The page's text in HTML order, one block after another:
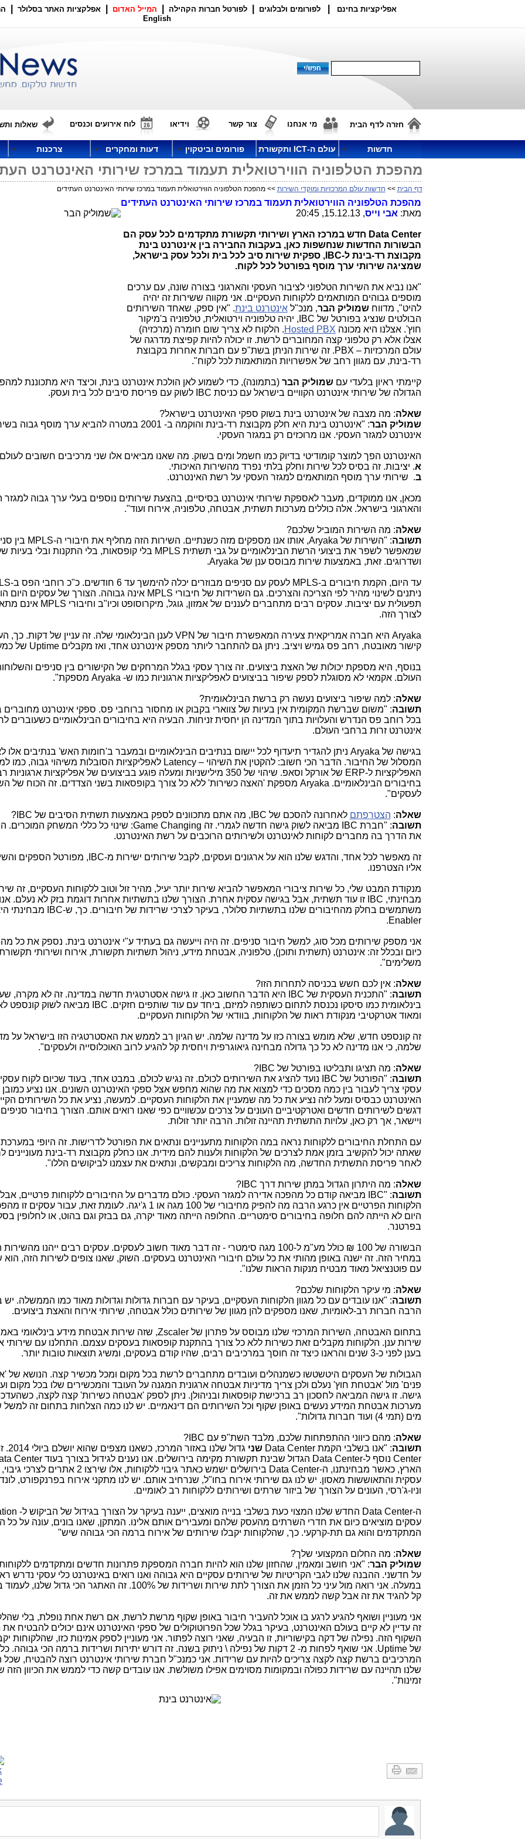
אפליקציות בחינם לפורומים ולבלוגים לפורטל חברות הקהילה המייל האדום אפלקציות האתר בסלולר
English
חזרה לדף הבית מי אנחנו צור קשר וידיאו לוח אירועים וכנסים שאלות
חדשות עולם ה-ICT ותקשורת פורומים וביטקוין דעות ומחקרים צרכנות
מהפכת הטלפוניה הווירטואלית תעמוד במרכז שירותי האינטרנט
דף הבית >> חדשות עולם המרכזיות ומוקדי השירות >> מהפכת הטלפוניה הווירטואלית תעמוד במרכז שירותי האינטרנט העתידים
מהפכת הטלפוניה הווירטואלית תעמוד במרכז שירותי האינטרנט העתידים
מאת: אבי וייס, 15.12.13, 20:45
Data Center חדש במרכז הארץ ושירותי תקשורת מתקדמים לכל עסק הם
הבשורות החדשות שנחשפות כאן, בעקבות החבירה בין אינטרנט בינת
מקבוצת רד-בינת ל-IBC, ספקית שירות סיב לכל בית ולכל עסק בישראל,
שמציגה שירותי ערך מוסף בפורטל לכל לקוח.
"אנו נביא את השירות הטלפוני לציבור העסקי והארגוני בצורה שונה, עם ערכים
מוספים גבוהים המותאמים ללקוחות העסקיים. אני מקווה ששירות זה יהיה
להיט", מדווחשמוליק הבר, מנכ"לאינטרנט בינת. "אין ספק, שאחד השירותים
הבולטים שנציג בפורטל של ,IBC יהיה טלפוניה וירטואלית, טלפוניה ב'מיקור
חוץ'. אצלנו היא מכונה Hosted PBX. הלקוח לא צריך שום חומרה (מרכזיה)
אצלו אלא רק טלפוני קצה המחוברים לרשת. זו יכולה להיות קפיצת מדרגה של
עולם המרכזיות – PBX. זה שירות הניתן בשת"פ עם חברות אחרות בקבוצת
רד-בינת, עם מגוון רחב של אפשרויות המותאמות לכל לקוח".
קיימתי ראיון בלעדי עםשמוליק הבר (בתמונה), כדי לשמוע לאן הולכת אינטרנט בינת, וכיצד היא מתכוננת
הגדולה של שירותי אינטרנט הקוויים בישראל עם כניסת IBC לשוק עם פריסת סיבים לכל בית ועסק.
שאלה: מה מצבה של אינטרנט בינת בשוק ספקי האינטרנט בישראל?
שמוליק הבר
: "אינטרנט בינת היא חלק מקבוצת רד-בינת והוקמה ב- 2001 במטרה להביא ערך מוסף
אינטרנט למגזר העסקי. אנו מרוכזים רק במגזר העסקי.
האינטרנט הפך למוצר קומודיטי בדיוק כמו חשמל ומים בשוק. מה שאנו מביאים אלו שני מרכיבים חשובים
א. יציבות. זה בסיס לכל שירות וחלק בלתי נפרד מהשירות האיכותי.
ב. שירותי ערך מוסף המותאמים למגזר העסקי על רשת האינטרנט.
מכאן, אנו ממוקדים, מעבר לאספקת שירותי אינטרנט בסיסיים, בהצעת שירותים נוספים בעלי ערך גבוה למגזר
והארגוני בישראל. אלה כוללים מערכות תשתית, אבטחה, טלפוניה, אירוח ועוד".
שאלה: מה השירות המוביל שלכם?
תשובה: "השירות של Aryaka, אותו אנו מספקים מזה כשנתיים. השירות הזה מחליף את חיבורי ה-MPLS בין
שמאפשר לשפר את ביצועי הרשת הבינלאומיים על גבי תשתית MPLS בלי קופסאות, בלי התקנות ובלי בעיות
ושדרוגים. זאת, באמצעות שירות מבוסס ענן של Aryaka
.
עד היום, הקמת חיבורים ב-MPLS לעסק עם סניפים מבוזרים יכלה להימשך עד 6 חודשים. כ"כ רוחבי הפס ב-
ניתנים לשינוי מהיר לפי הצריכה והצרכים. גם השרידות של חיבורי MPLS אינה גבוהה. הצורך של עסקים היום
תפעולית עם יציבות. עסקים רבים מתחברים לעננים של אמזון, גוגל, מיקרוסופט וכיו"ב וחיבורי MPLS אינם
לצורך הזה.
Aryaka היא חברה אמריקאית צעירה המאפשרת חיבור של VPN לענן הבינלאומי שלה. זה עניין של דקות. כך,
קישור מאובטח, רחב פס גמיש ויציב. ניתן גם להתחבר ליותר מספק אינטרנט אחד, ואז מקבליםUptime של כמעט
בנוסף, היא מספקת יכולות של האצת ביצועים. זה צורך עסקי בגלל המרחקים של הקישורים בין סניפים
העולם. אקמאי לא מסוגלת לספק שיפור בביצועים לאפליקציות ארגוניות כמו ש- Aryaka מספקת".
שאלה: למה שיפור ביצועים נעשה רק ברשת הבינלאומית?
תשובה: "משום שברשת המקומית אין בעיות של צווארי בקבוק או מחסור ברוחבי פס. ספקי אינטרנט מחוברים
בכל רוחב פס הנדרש והעלויות בתוך המדינה הן יחסית זניחות. הבעיה היא בחיבורים הבינלאומיים כשעוברים
אינטרנט זרות ברחבי העולם.
בגישה של Aryaka ניתן להגדיר תיעדוף לכל יישום בנתיבים הבינלאומיים ובמעבר ב'חומות האש' בנתיבים אלו
המסלול של החיבור. הדבר הכי חשוב: להקטין את השיהוי –Latency לאפליקציות הסובלות משיהוי גבוה, כמו
האפליקציות ל-ERP
של אורקל וסאפ. שיהוי של 350 מילישניות ומעלה פוגע בביצועים של אפליקציות
בחיבורים הבינלאומיים. Aryaka מספקת 'האצה כשירות' ללא כל צורך בקופסאות בשני הצדדים. זה הכוח של
לעסקים".
שאלה: הצטרפתם לאחרונה להסכם של IBC , מה אתם מתכוונים לספק באמצעות תשתית הסיבים של IBC
?
תשובה: "חברת IBC מביאה לשוק גישה חדשה לגמרי. זה Game Changing: שינוי כל כללי המשחק המוכרים.
את הדרך בה מחברים לקוחות לאינטרנט ולשירותים הרוכבים על רשת האינטרנט.
זה מאפשר לכל אחד, והדגש שלנו הוא על ארגונים ועסקים, לקבל שירותים ישירות מ-IBC , מפורטל הספקים
אליו הצטרפנו.
מנקודת המבט שלי, כל שירות ציבורי המאפשר להביא שירות יותר יעיל, מהיר זול וטוב ללקוחות העסקיים, זה
מבחינתי, IBC זו עוד תשתית, אבל בגישה עסקית אחרת. הצורך שלנו בתשתיות אחרות דוגמת בזק לא נעלם.
משתמשים בחלק מהחיבורים שלנו בתשתיות סלולר, בעיקר לצרכי שרידות של חיבורים. כך, ש-IBC
מבחינתי
Enabler
.
אני מספק שירותים מכל סוג, למשל חיבור סניפים. זה היה וייעשה גם בעתיד ע"י אינטרנט בינת. נספק את כל מה
כיום ובכלל זה: אינטרנט (תשתית ותוכן), טלפוניה, אבטחת מידע, ניהול תשתיות תקשורת, אירוח ושירותי
משלימים".
שאלה: אין לכם חשש בכניסה לתחרות הזו?
תשובה: "התכנית העסקית של IBC
היא הדבר החשוב כאן. זו גישה אסטרטגית חדשה במדינה. זה לא מקרה,
בינלאומית כמו סיסקו נכנסת לתחום כשותפה למיזם, ביחד עם עוד שותפים חזקים. IBC
מביאה לשוק קונספט
ומאוד אטרקטיבי מנקודת ראות של הלקוחות, בוודאי של הלקוחות העסקיים.
זה קונספט חדש, שלא מומש בצורה כזו על מדינה שלמה. יש הגיון רב לממש את האסטרטגיה הזו בישראל על
שלמה, כי אנו מדינה לא כל כך גדולה מבחינה גיאוגרפית ויחסית קל להגיע לרוב האוכלוסייה ולעסקים".
שאלה: מה תציגו ותבליטו בפורטל של IBC
?
תשובה: "הפורטל של IBC
נועד להציג את השירותים לכולם. זה נגיש לכולם, במבט אחד, בעוד שכיום לקוח
עסקי צריך לעבור בין כמה מסכים כדי למצוא את מה שהוא מחפש אצל ספקי האינטרנט השונים. אנו נציע
האינטרנט כבסיס ומעל לזה נציע את כל מה שמעניין את הלקוחות העסקיים. למעשה, נציע את כל השירותים
דגשים לשירותים חדשים ואטרקטיביים העונים על צרכים עכשוויים כפי שאנו רואים אותם. הצורך בחיבור
ויישאר, אך רק כאן, עלויות התשתית תהיינה זולות. הרבה יותר זולות.
עם התחלת החיבורים ללקוחות נראה במה הלקוחות מתעניינים ונתאים את הפורטל לדרישות. זה היופי
שאתה יכול להקשיב בזמן אמת לצרכים של הלקוחות ולענות להם מידית. אנו כחלק מקבוצת רד-בינת מעוניינים
לאחר פריסת התשתית החדשה, מה הלקוחות צריכים ומבקשים, ונתאים את עצמנו לביקושים הללו".
שאלה: מה היתרון הגדול במתן שירות דרך IBC
?
תשובה: "
IBC
מביאה קודם כל מהפכה אדירה למגזר העסקי. כולם מדברים על החיבורים ללקוחות פרטיים,
הלקוחות הפרטיים אין כרגע הרבה מה להפיק מחיבורי של 100 מגה או 1 ג'יגה. לעומת זאת,
היום לא הייתה להם חלופה בחיבורים סימטריים. החלופה הייתה מאוד יקרה, גם בבזק וגם בהוט, או לחלופין
בפרטנר.
הבשורה של 100 ₪ כולל מע"מ ל-100 מגה סימטרי - זה דבר מאוד חשוב לעסקים. עסקים רבים ייהנו
במחיר הזה. זה ישנה באופן מהותי את כל עולם חיבורי האינטרנט בעסקים. השוק, שאנו צופים לשירות הזה, הוא
עם פוטנציאל מאוד מבטיח מנקות הראות שלנו".
שאלה: מי עיקר הלקוחות שלכם?
תשובה: "אנו עובדים עם כל מגוון הלקוחות העסקיים, בעיקר עם חברות גדולות וגדולות מאוד כמו הממשלה.
הרבה חברות רב-לאומיות, שאנו מספקים להן מגוון של שירותים כולל אבטחה, שירותי אירוח והאצת ביצועים.
בתחום האבטחה, השירות המרכזי שלנו מבוסס על פתרון של,Zscaler שזה שירות אבטחת מידע בינלאומי
שירות ענן. הלקוחות מקבלים זאת כשירות ללא כל צורך בהתקנת קופסאות בעסקים עצמם. התחלנו עם
בענן לפני כ-3 שנים והראנו כיצד זה חוסך במרכיבים רבים, שהיו קודם בעסקים, ומשיג תוצאות טובות יותר.
הגבולות של העסקים היטשטשו כשמנהלים ועובדים מתחברים לרשת בכל מקום ומכל מכשיר קצה. הנושא של
פנים' מול 'אבטחת חוץ' נעלם ולכן צריך מדיניות אבטחה ארגונית המגנה על העובד והמכשירים שלו בכל מקום
גישה. זו גישה המביאה לחסכון רב ברכישת קופסאות ובניהולן. ניתן לספק 'אבטחה כשירות' קצה לקצה,
מערכות אבטחת המידע נעשים באופן שקוף וכל השירותים הם דינאמיים. יש לנו כמה הצלחות בתחום זה
מים (תמי 4) ועוד חברות גדולות".
שאלה: מהם כיווני ההתפתחות שלכם, מלבד השת"פ עם IBC
?
תשובה: "אנו בשלבי הקמתData Center שני גדול שלנו באזור המרכז, כשאנו מצפים שהוא יושלם ביולי 2014. זה
Center נוסף ל-Data Center הגדול שבינת תקשורת מקימה בירושלים. אנו נענים לגידול בצורך בעודCenter
הארץ, כאשר מבחינתנו, ה-Data Center
בירושלים ישמש כאתר גיבוי ללקוחות, אלו שירצו 2
עסקית והתאוששות מאסון. יש לנו גם שירותי אירוח בחו"ל, שנרחיב אותם. יש לנו מתקני אירוח בפרנקפורט,
וניו-ג'רסי, העונים על הצורך של ביזור שרתים ושירותים ללקוחות רב לאומיים.
ה-Data Center החדש שלנו המצוי כעת בשלבי בנייה מואצים, ייענה בעיקר על הצורך בגידול של הביקוש ל-
עסקים מוציאים כיום את חדרי השרתים מהעסק שלהם ומעבירים אותם אלינו. המתקן, שאנו בונים, עונה על כל
המתקדמים והוא גם תת-קרקעי. כך, שהלקוחות יקבלו שירותים של אירוח ברמה הכי גבוהה שיש"
שאלה: מה החלום המקצועי שלך?
שמוליק הבר: "אני חושב ומאמין, שהחזון שלנו הוא להיות חברה המספקת פתרונות חדשים ומתקדמים
על חדשני. ההבנה שלנו לגבי הקריטיות של שירותים עסקיים היא גבוהה ואנו רואים באינטרנט כלי עסקי נדרש
קל להגיד את זה אבל קשה לממש את זה.
אני מעוניין ושואף להגיע לרגע בו אוכל להעביר חיבור באופן שקוף מרשת לרשת, אם רשת אחת נופלת, בלי
זה עדיין לא קיים בעולם האינטרנט, בעיקר בגלל שכל הפרוטוקולים של ספקי האינטרנט אינם יכולים להבטיח
שלUptime
. אני שואף לפחות מ- 2 דקות של נפילה \ ניתוק בשנה. זה דורש יתירות ושרידות ברמה הכי גבוהה. כל
המרכיבים ברשת קצה לקצה צריכים להיות עם שרידות. אני כמנכ"ל חברת שירותי אינטרנט רוצה להבטיח,
זמינות".